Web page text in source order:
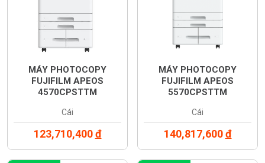
MÁY PHOTOCOPY
FUJIFILM APEOS
4570CPSTTM
Cái
123,710,400đ
MÁY PHOTOCOPY
FUJIFILM APEOS
5570CPSTTM
Cái
140,817,600đ